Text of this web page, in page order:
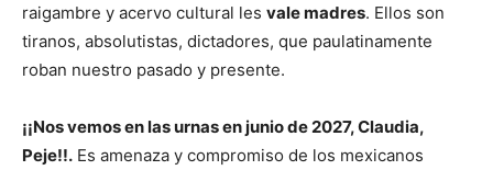
raigambre y acervo cultural les vale madres. Ellos son
tiranos, absolutistas, dictadores, que paulatinamente
roban nuestro pasado y presente.
¡¡Nos vemos en las urnas en junio de 2027, Claudia,
Peje!!. Es amenaza y compromiso de los mexicanos